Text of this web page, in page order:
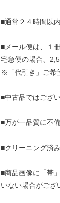
■通常２４時間以
■メール便は、１
宅急便の場合、
※「代引き」ご希
■中古品ではござ
■万が一品質に不
■クリーニング済み
■商品画像に「帯
いない場合がござ